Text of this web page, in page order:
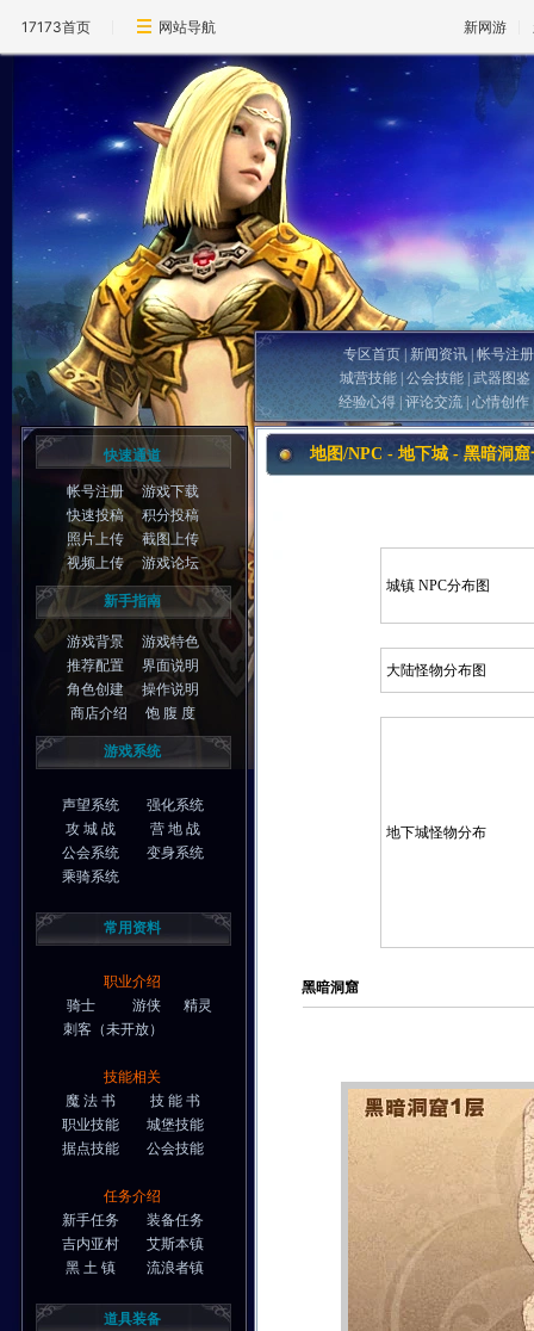
17173首页 网站导航 新网游
专区首页|新闻资讯|帐号注册
城营技能 公会技能 武器图鉴
经验心得 评论交流 心情创作
快速通道
帐号注册
游戏下载
快速投稿
积分投稿
照片上传截图上传
视频上传
游戏论坛
新手指南
游戏背景
游戏特色
推荐配置
界面说明
角色创建
操作说明
商店介绍
饱 腹 度
游戏系统
声望系统
强化系统
攻 城 战
营 地 战
公会系统
变身系统
乘骑系统
常用资料
职业介绍
骑士
游侠
精灵
刺客 （未开放）
技能相关
魔 法 书
技 能 书
职业技能
城堡技能
据点技能
公会技能
任务介绍
新手任务
装备任务
吉内亚村
艾斯本镇
黑 土 镇
流浪者镇
道具装备
地图/NPC - 地下城 - 黑暗洞窟
城镇 NPC分布图
大陆怪物分布图
地下城怪物分布
黑暗洞窟